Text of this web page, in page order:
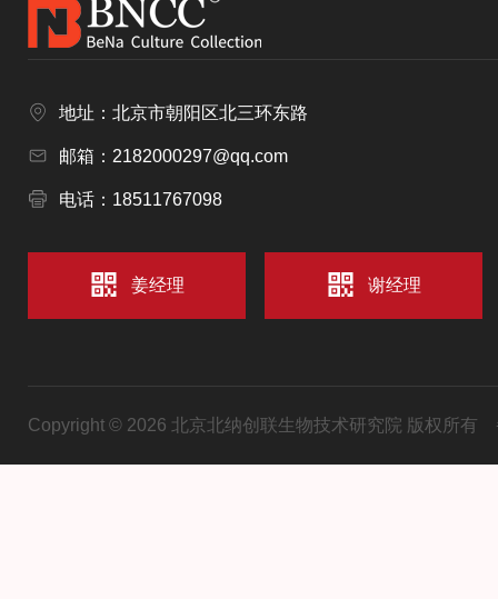
地址：北京市朝阳区北三环东路
邮箱：2182000297@qq.com
电话：18511767098
姜经理 谢经理
Copyright © 2026 北京北纳创联生物技术研究院 版权所有